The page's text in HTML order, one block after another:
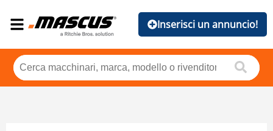
Inserisci un annuncio!